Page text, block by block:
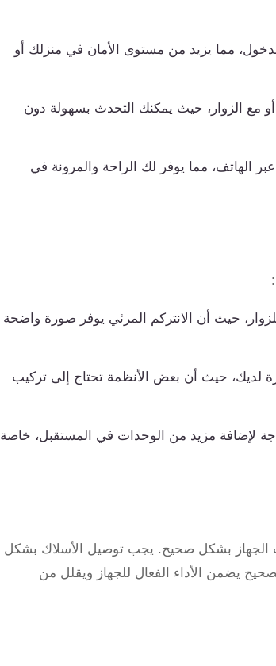
مما يزيد من مستوى الأمان في منزلك أو
مع الزوار، حيث يمكنك التحدث بسهولة دون
الهاتف، مما يوفر لك الراحة والمرونة في
حيث أن الانتركم المرئي يوفر صورة واضحة
لديك، حيث أن بعض الأنظمة تحتاج إلى تركيب
لإضافة مزيد من الوحدات في المستقبل، خاصة
الجهاز بشكل صحيح. يجب توصيل الأسلاك بشكل
يضمن الأداء الفعال للجهاز ويقلل من